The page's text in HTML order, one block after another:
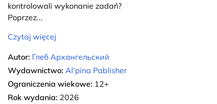
kontrolowali wykonanie zadań?
Poprzez...
Czytaj więcej
Autor: Глеб Архангельский
Wydawnictwo: Al'pina Pablisher
Ograniczenia wiekowe: 12+
Rok wydania: 2026